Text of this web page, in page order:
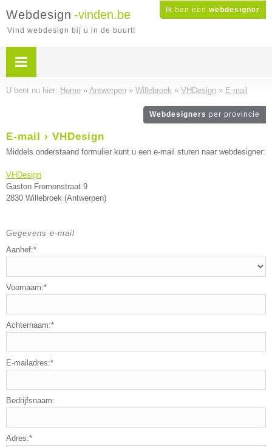
Ik ben een webdesigner
Webdesign -vinden.be
Vind webdesign bij u in de buurt!
U bent nu hier: Home » Antwerpen » Willebroek » VHDesign » E-mail
Webdesigners per provincie
E-mail › VHDesign
Middels onderstaand formulier kunt u een e-mail sturen naar webdesigner:
VHDesign
Gaston Fromonstraat 9
2830 Willebroek (Antwerpen)
Gegevens e-mail
Aanhef:*
Voornaam:*
Achternaam:*
E-mailadres:*
Bedrijfsnaam:
Adres:*